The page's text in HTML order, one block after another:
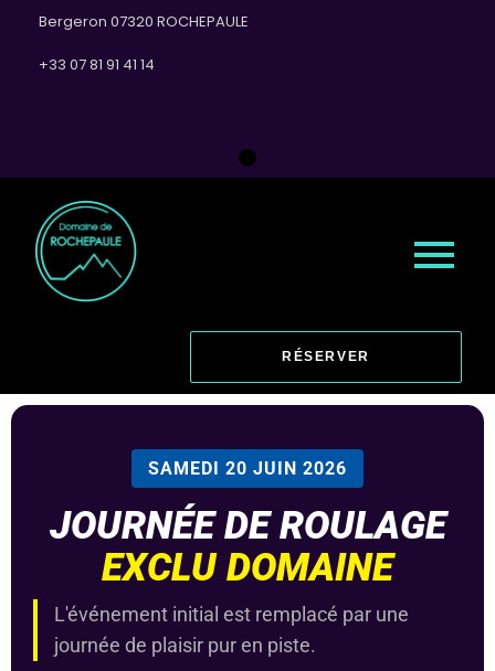
Bergeron 07320 ROCHEPAULE
+33 07 81 91 41 14
RÉSERVER
SAMEDI 20 JUIN 2026
JOURNÉE DE ROULAGE
EXCLU DOMAINE
L'événement initial est remplacé par une
journée de plaisir pur en piste.